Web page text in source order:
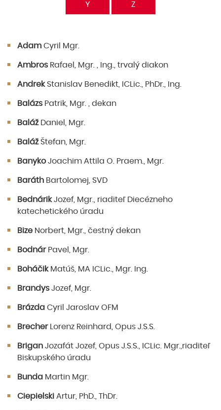
Y Z
Adam Cyril Mgr.
Ambros Rafael, Mgr. , Ing., trvalý diakon
AndrekStanislav Benedikt, ICLic., PhDr., Ing.
Balázs Patrik, Mgr. , dekan
BalážDaniel, Mgr.
BalážŠtefan, Mgr.
BanykoJoachim Attila O. Praem., Mgr.
Baráth Bartolomej, SVD
BednárikJozef, Mgr., riaditeľ Diecézneho
katechetického úradu
Bize Norbert, Mgr., čestný dekan
BodnárPavel, Mgr.
BoháčikMatúš, MA ICLic., Mgr. Ing.
Brandys Jozef, Mgr.
Brázda Cyril Jaroslav OFM
BrecherLorenz Reinhard, Opus J.S.S.
Brigan Jozafát Jozef, Opus J.S.S., ICLic. Mgr.,riaditeľ
Biskupského úradu
Bunda Martin Mgr.
Ciepielski Artur, PhD., ThDr.